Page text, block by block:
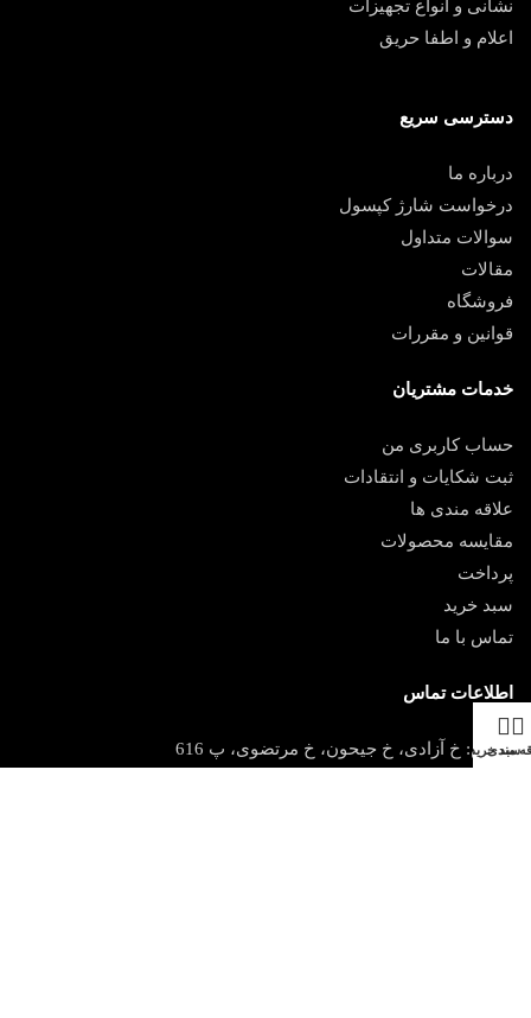
نشانی و انواع تجهیزات
اعلام و اطفا حریق
دسترسی سریع
درباره ما
درخواست شارژ کپسول
سوالات متداول
مقالات
فروشگاه
قوانین و مقررات
خدمات مشتریان
حساب کاربری من
ثبت شکایات و انتقادات
علاقه مندی ها
مقایسه محصولات
پرداخت
سبد خرید
تماس با ما
اطلاعات تماس
آدرس: خ آزادی، خ جیحون، خ مرتضوی، پ 616
مندی
سبد خرید